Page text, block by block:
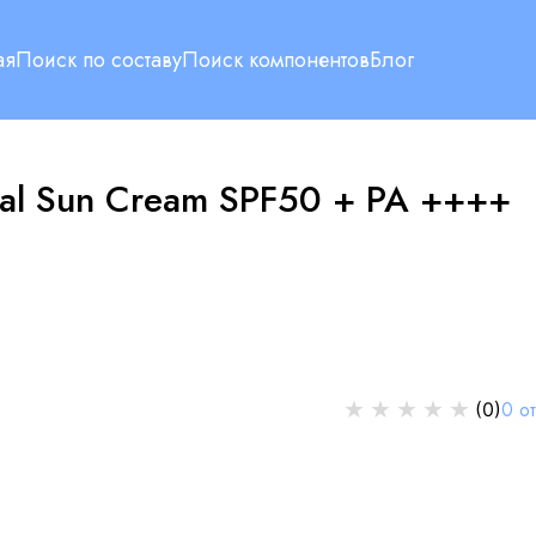
Поиск по составуПоиск компонентовБлог
Sun Cream SPF50 + PA ++++
★ ★ ★ ★ ★ (0)0